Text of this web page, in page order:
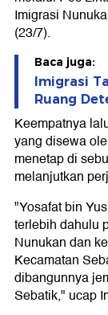
Imigrasi
(23/7).
Baca juga:
Imigrasi
Ruang
Keempatnya
yang disewa
menetap di
melanjutkan
"Yosafat bin
terlebih dahulu
Nunukan dan
Kecamatan
dibangunnya
Sebatik," ucap